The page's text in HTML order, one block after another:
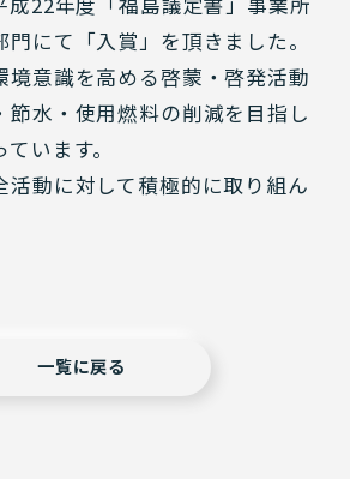
にて「入賞」を頂きました。
境意識を高める啓蒙・啓発活動
節水・使用燃料の削減を目指し
います。
動に対して積極的に取り組ん
一覧に戻る